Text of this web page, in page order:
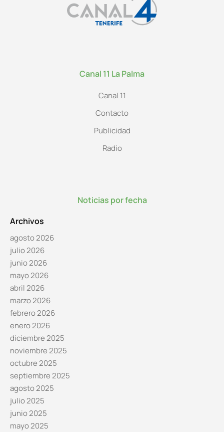
Canal 11 La Palma
Canal 11
Contacto
Publicidad
Radio
Noticias por fecha
Archivos
agosto 2026
julio 2026
junio 2026
mayo 2026
abril 2026
marzo 2026
febrero 2026
enero 2026
diciembre 2025
noviembre 2025
octubre 2025
septiembre 2025
agosto 2025
julio 2025
junio 2025
mayo 2025